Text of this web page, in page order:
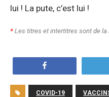
lui ! La pute, c’est lui !
* Les titres et intertitres sont de la
COVID-19